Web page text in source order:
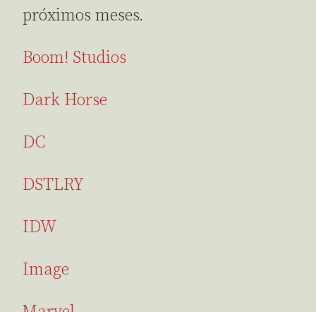
próximos meses.
Boom! Studios
Dark Horse
DC
DSTLRY
IDW
Image